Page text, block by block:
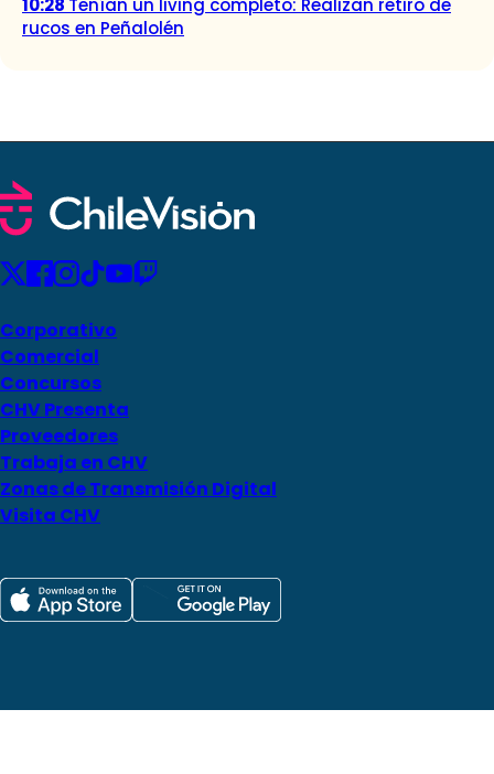
rucos en Peñalolén
Corporativo
Comercial
Concursos
CHV Presenta
Proveedores
Trabaja en CHV
Zonas de Transmisión Digital
Visita CHV